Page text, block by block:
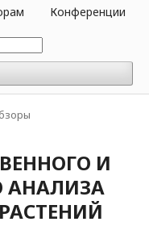
Конференции
И
АНАЛИЗА